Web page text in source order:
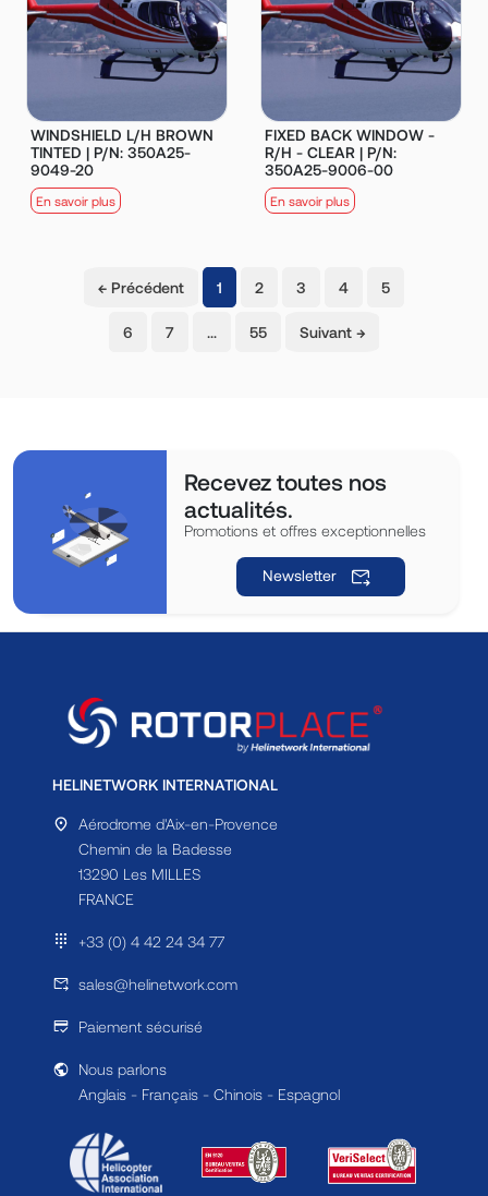
WINDSHIELD L/H BROWN
TINTED | P/N: 350A25-
9049-20
En savoir plus
FIXED BACK WINDOW -
R/H - CLEAR | P/N:
350A25-9006-00
En savoir plus
← Précédent 1 (current)
2 3 4 5
6 7 … 55 Suivant →
Recevez toutes nos
actualités.
Promotions et offres exceptionnelles
Newsletter
HELINETWORK INTERNATIONAL
Aérodrome d'Aix-en-Provence
Chemin de la Badesse
13290 Les MILLES
FRANCE
+33 (0) 4 42 24 34 77
sales@helinetwork.com
Paiement sécurisé
Nous parlons
Anglais - Français - Chinois - Espagnol